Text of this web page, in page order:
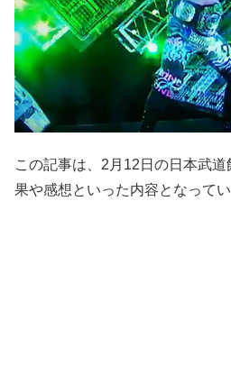
この記事は、2月12日の日本武
果や感想といった内容となってい